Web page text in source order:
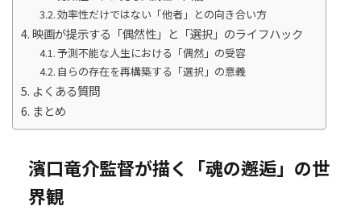
効率性だけではない「他者」との向き合い方
映画が提示する「偶然性」と「選択」のライフハック
予測不能な人生における「偶然」の受容
自らの存在を再構築する「選択」の意義
よくある質問
まとめ
濱口竜介監督が描く「魂の邂逅」の世
界観